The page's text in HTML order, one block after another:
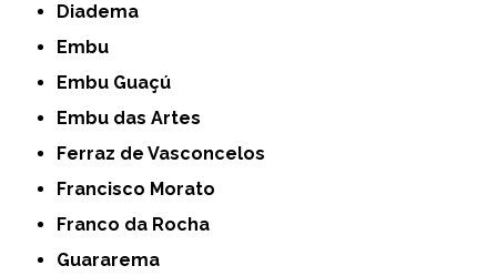
Diadema
Embu
Embu Guaçú
Embu das Artes
Ferraz de Vasconcelos
Francisco Morato
Franco da Rocha
Guararema